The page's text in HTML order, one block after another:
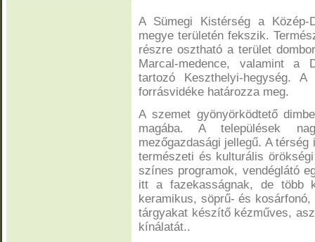
A Sümegi Kistérség a Közép-
megye területén fekszik.
részre osztható a terület
Marcal-medence, valamint a
tartozó Keszthelyi-hegység.
forrásvidéke határozza meg.
A szemet gyönyörködtető
magába. A települések
mezőgazdasági jellegű. A
természeti és kulturális
színes programok, vendéglátó
itt a fazekasságnak, de több
keramikus, söprű- és
tárgyakat készítő kézműves,
kínálatát..